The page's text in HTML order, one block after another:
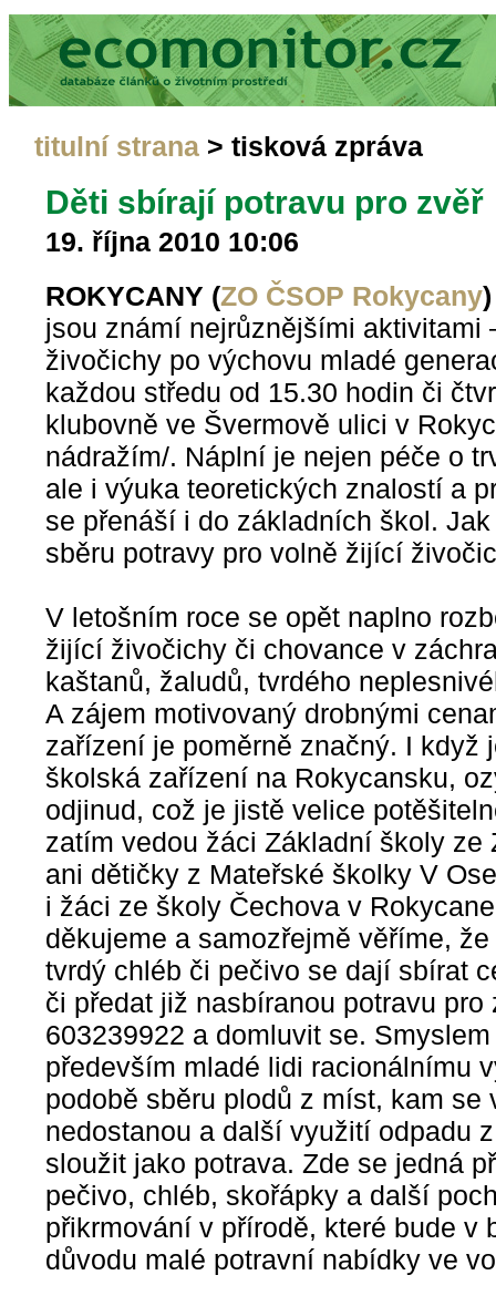
titulní strana > tisková zpráva
Děti sbírají potravu pro zvěř
19. října 2010 10:06
ROKYCANY (ZO ČSOP Rokycany)
jsou známí nejrůznějšími aktivitami
živočichy po výchovu mladé
každou středu od 15.30 hodin či
klubovně ve Švermově ulici v
nádražím/. Náplní je nejen péče o
ale i výuka teoretických znalostí a
se přenáší i do základních škol.
sběru potravy pro volně žijící
V letošním roce se opět naplno
žijící živočichy či chovance v
kaštanů, žaludů, tvrdého
A zájem motivovaný drobnými
zařízení je poměrně značný. I když
školská zařízení na Rokycansku,
odjinud, což je jistě velice
zatím vedou žáci Základní školy
ani dětičky z Mateřské školky V
i žáci ze školy Čechova v
děkujeme a samozřejmě věříme,
tvrdý chléb či pečivo se dají sbírat
či předat již nasbíranou potravu
603239922 a domluvit se.
především mladé lidi racionálnímu
podobě sběru plodů z míst, kam
nedostanou a další využití odpadu
sloužit jako potrava. Zde se jedná
pečivo, chléb, skořápky a další
přikrmování v přírodě, které bude v
důvodu malé potravní nabídky ve